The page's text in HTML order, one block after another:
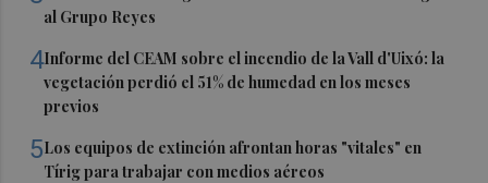
al Grupo Reyes
4Informe del CEAM sobre el incendio de la Vall d'Uixó: la
vegetación perdió el 51% de humedad en los meses
previos
5Los equipos de extinción afrontan horas "vitales" en
Tírig para trabajar con medios aéreos